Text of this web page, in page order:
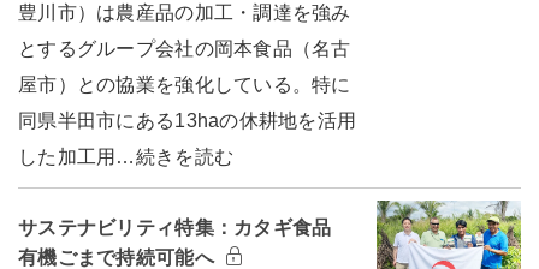
豊川市）は農産品の加工・調達を強み
とするグループ会社の岡本食品（名古
屋市）との協業を強化している。特に
同県半田市にある13haの休耕地を活用
した加工用…続きを読む
サステナビリティ特集：カタギ食品
有機ごまで持続可能へ